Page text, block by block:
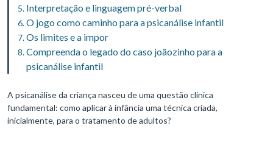
Interpretação e linguagem pré-verbal
O jogo como caminho para a psicanálise infantil
Os limites e a impor
Compreenda o legado do caso joãozinho para a
psicanálise infantil
A psicanálise da criança nasceu de uma questão clínica
fundamental: como aplicar à infância uma técnica criada,
inicialmente, para o tratamento de adultos?